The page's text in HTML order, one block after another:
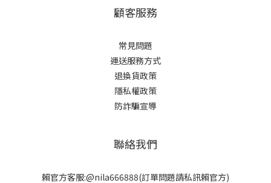
顧客服務
常見問題
運送服務方式
退換貨政策
隱私權政策
防詐騙宣導
聯絡我們
賴官方客服:@nila666888(訂單問題請私訊賴官方)